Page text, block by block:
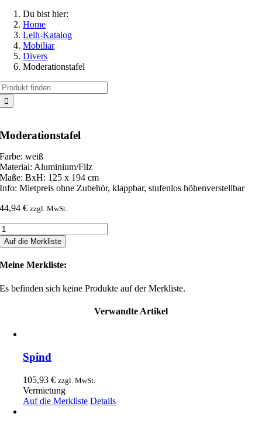
Du bist hier:
Home
Leih-Katalog
Mobiliar
Divers
Moderationstafel
Moderationstafel
Farbe: weiß
Material: Aluminium/Filz
Maße: BxH: 125 x 194 cm
Info: Mietpreis ohne Zubehör, klappbar, stufenlos höhenverstellbar
44,94€ zzgl. MwSt.
Auf die Merkliste
Meine Merkliste:
Es befinden sich keine Produkte auf der Merkliste.
Verwandte Artikel
Spind
105,93€ zzgl. MwSt.
Vermietung
Auf die Merkliste Details